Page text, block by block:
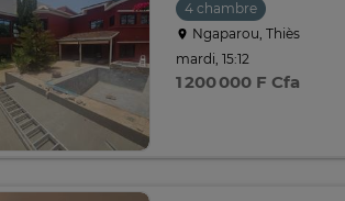
4 chambre
Ngaparou, Thiès
mardi, 15:12
1 200 000 F Cfa